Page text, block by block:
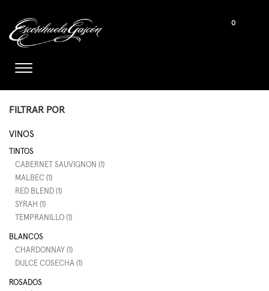
0
FILTRAR POR
VINOS
TINTOS
CABERNET SAUVIGNON (1)
MALBEC (1)
RED BLEND (1)
SYRAH (1)
TEMPRANILLO (1)
BLANCOS
CHARDONNAY (1)
DULCE COSECHA (1)
ROSADOS